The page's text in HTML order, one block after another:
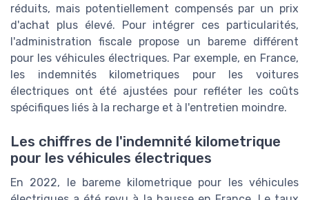
réduits, mais potentiellement compensés par un prix
d'achat plus élevé. Pour intégrer ces particularités,
l'administration fiscale propose un bareme différent
pour les véhicules électriques. Par exemple, en France,
les indemnités kilometriques pour les voitures
électriques ont été ajustées pour refléter les coûts
spécifiques liés à la recharge et à l'entretien moindre.
Les chiffres de l'indemnité kilometrique
pour les véhicules électriques
En 2022, le bareme kilometrique pour les véhicules